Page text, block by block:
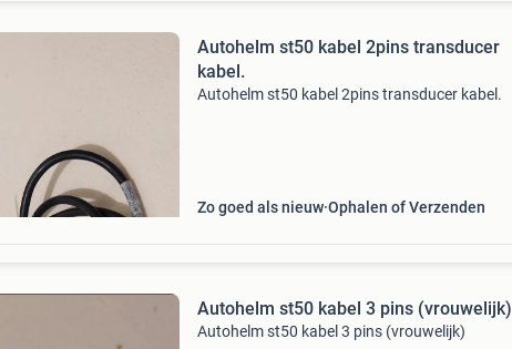
Autohelm st50 kabel 2pins transducer
kabel.
Autohelm st50 kabel 2pins transducer kabel.
Zo goed als nieuw Ophalen of Verzenden
Autohelm st50 kabel 3 pins (vrouwelijk)
Autohelm st50 kabel 3 pins (vrouwelijk)